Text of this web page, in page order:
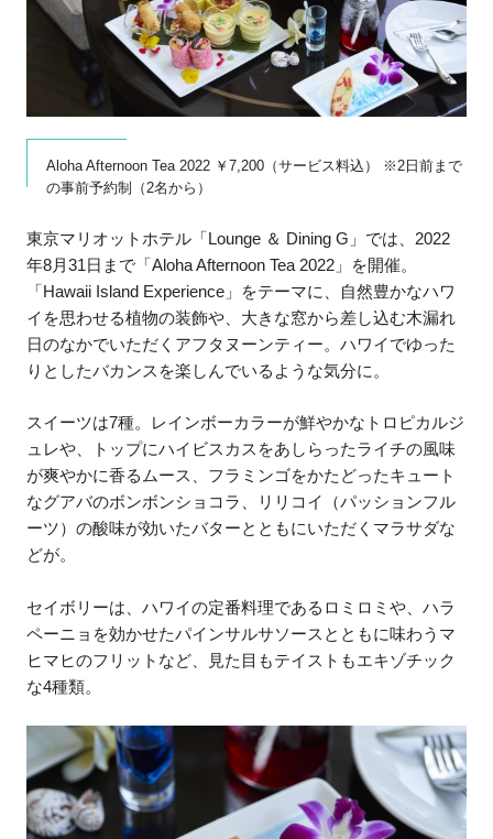
Aloha Afternoon Tea 2022 ￥7,200（サービス料込） ※2日前まで
の事前予約制（2名から）
東京マリオットホテル「Lounge ＆ Dining G」では、2022
年8月31日まで「Aloha Afternoon Tea 2022」を開催。
「Hawaii Island Experience」をテーマに、自然豊かなハワ
イを思わせる植物の装飾や、大きな窓から差し込む木漏れ
日のなかでいただくアフタヌーンティー。ハワイでゆった
りとしたバカンスを楽しんでいるような気分に。
スイーツは7種。レインボーカラーが鮮やかなトロピカルジ
ュレや、トップにハイビスカスをあしらったライチの風味
が爽やかに香るムース、フラミンゴをかたどったキュート
なグアバのボンボンショコラ、リリコイ（パッションフル
ーツ）の酸味が効いたバターとともにいただくマラサダな
どが。
セイボリーは、ハワイの定番料理であるロミロミや、ハラ
ペーニョを効かせたパインサルサソースとともに味わうマ
ヒマヒのフリットなど、見た目もテイストもエキゾチック
な4種類。